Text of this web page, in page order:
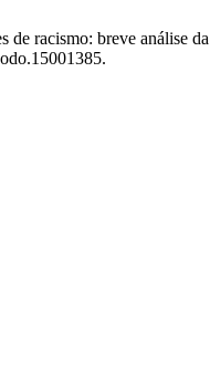
de racismo: breve análise